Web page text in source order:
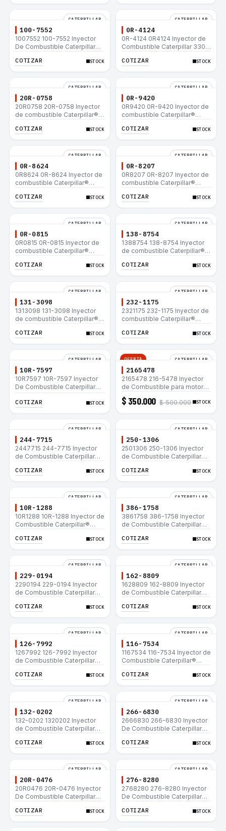
CATERPILLAR
100-7552
1007552 100-7552 Inyector
De Combustible Caterpillar®
12H 140G 950B
COTIZAR STOCK
CATERPILLAR
0R-4124
0R-4124 0R4124 Inyector de
Combustible Caterpillar 3306
160H D6R D6H D6R
COTIZAR STOCK
CATERPILLAR
20R-0758
20R0758 20R-0758 Inyector
de combustible Caterpillar®
657E 631E 988F II
COTIZAR STOCK
CATERPILLAR
0R-9420
0R9420 0R-9420 Inyector de
combustible Caterpillar®
657E 631E 988F II
COTIZAR STOCK
CATERPILLAR
0R-8624
0R8624 0R-8624 Inyector de
combustible Caterpillar®
657E 631E 988F II
COTIZAR STOCK
CATERPILLAR
0R-8207
0R8207 0R-8207 Inyector de
combustible Caterpillar®
657E 631E 988F II
COTIZAR STOCK
CATERPILLAR
0R-0815
0R0815 0R-0815 Inyector de
combustible Caterpillar®
657E 631E 988F II
COTIZAR STOCK
CATERPILLAR
138-8754
1388754 138-8754 Inyector
de combustible Caterpillar®
657E 631E 988F II
COTIZAR STOCK
CATERPILLAR
131-3098
1313098 131-3098 Inyector
de combustible Caterpillar®
657E 631E 988F II
COTIZAR STOCK
CATERPILLAR
232-1175
2321175 232-1175 Inyector de
combustible Caterpillar®
657E 631E 988F II
COTIZAR STOCK
CATERPILLAR
10R-7597
10R7597 10R-7597 Inyector
De Combustible Caterpillar®
320C 320C L
COTIZAR STOCK
OFERTA CATERPILLAR
2165478
2165478 216-5478 Inyector
de Combustible para motor
Caterpillar 3044C
minicargador 236B 246B
$ 350.000 $ 500.000 STOCK
CATERPILLAR
244-7715
2447715 244-7715 Inyector
de Combustible Caterpillar®
980H
COTIZAR STOCK
CATERPILLAR
250-1306
2501306 250-1306 Inyector
de Combustible Caterpillar®
3516C 854G 992G
COTIZAR STOCK
CATERPILLAR
10R-1288
10R1288 10R-1288 Inyector de
Combustible Caterpillar®
3516C 854G 992G
COTIZAR STOCK
CATERPILLAR
386-1758
3861758 386-1758 Inyector
de Combustible Caterpillar®
3516C 854G 992G
COTIZAR STOCK
CATERPILLAR
229-0194
2290194 229-0194 Inyector
de Combustible Caterpillar®
3516C 854G 992G
COTIZAR STOCK
CATERPILLAR
162-8809
1628809 162-8809 Inyector
de Combustible Caterpillar®
3516C 854G 992G
COTIZAR STOCK
CATERPILLAR
126-7992
1267992 126-7992 Inyector
de Combustible Caterpillar®
3516C 854G 992G
COTIZAR STOCK
CATERPILLAR
116-7534
1167534 116-7534 Inyector de
Combustible Caterpillar®
3516C 854G 992G
COTIZAR STOCK
CATERPILLAR
132-0202
132-0202 1320202 Inyector
de Combustible Caterpillar®
3516C 854G 992G
COTIZAR STOCK
CATERPILLAR
266-6830
2666830 266-6830 Inyector
De Combustible Caterpillar®
COTIZAR STOCK
CATERPILLAR
20R-0476
20R0476 20R-0476 Inyector
De Combustible Caterpillar®
COTIZAR STOCK
CATERPILLAR
276-8280
2768280 276-8280 Inyector
De Combustible Caterpillar®
COTIZAR STOCK